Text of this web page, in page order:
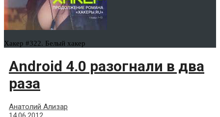
Хакер #322. Белый хакер
Android 4.0 разогнали в два
раза
Анатолий Ализар